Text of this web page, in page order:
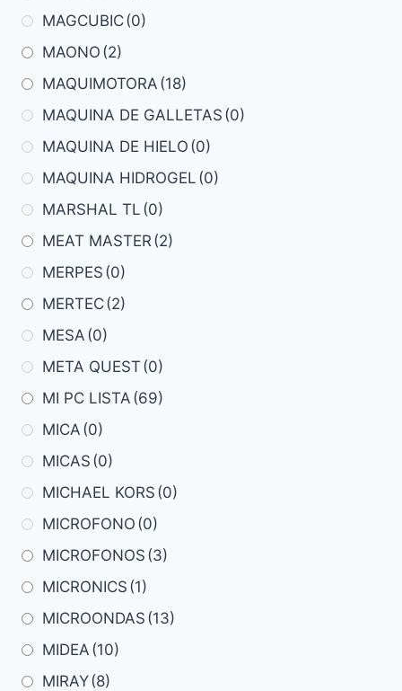
MAGCUBIC(0)
MAONO (2)
MAQUIMOTORA (18)
MAQUINA DE GALLETAS (0)
MAQUINA DE HIELO (0)
MAQUINA HIDROGEL (0)
MARSHAL TL (0)
MEAT MASTER (2)
MERPES (0)
MERTEC(2)
MESA (0)
META QUEST (0)
MI PC LISTA (69)
MICA (0)
MICAS (0)
MICHAEL KORS (0)
MICROFONO (0)
MICROFONOS (3)
MICRONICS (1)
MICROONDAS (13)
MIDEA (10)
MIRAY(8)